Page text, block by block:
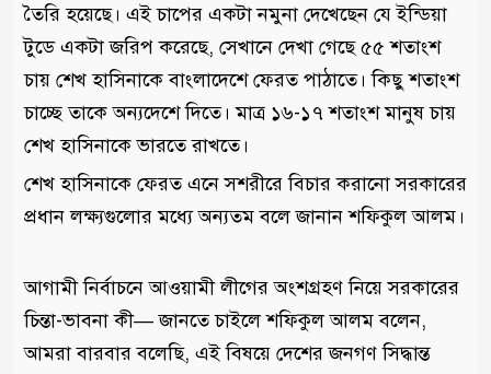
তৈরি হয়েছে। এই চাপের একটা নমুনা দেখেছেন যে ইন্ডিয়া
টুডে একটা জরিপ করেছে, সেখানে দেখা গেছে ৫৫ শতাংশ
চায় শেখ হাসিনাকে বাংলাদেশে ফেরত পাঠাতে। কিছু শতাংশ
চাচ্ছে তাকে অন্যদেশে দিতে। মাত্র ১৬-১৭ শতাংশ মানুষ চায়
শেখ হাসিনাকে ভারতে রাখতে।
শেখ হাসিনাকে ফেরত এনে সশরীরে বিচার করানো সরকারের
প্রধান লক্ষ্যগুলোর মধ্যে অন্যতম বলে জানান শফিকুল আলম।
আগামী নির্বাচনে আওয়ামী লীগের অংশগ্রহণ নিয়ে সরকারের
চিন্তা-ভাবনা কী— জানতে চাইলে শফিকুল আলম বলেন,
আমরা বারবার বলেছি, এই বিষয়ে দেশের জনগণ সিদ্ধান্ত